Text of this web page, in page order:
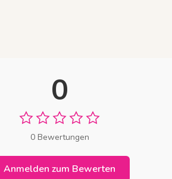
0
0 Bewertungen
Anmelden zum Bewerten